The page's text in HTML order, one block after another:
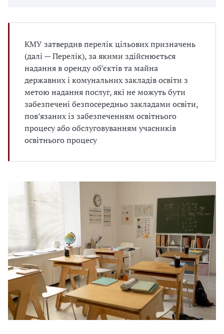
КМУ затвердив перелік цільових призначень
(далі — Перелік), за якими здійснюється
надання в оренду об’єктів та майна
державних і комунальних закладів освіти з
метою надання послуг, які не можуть бути
забезпечені безпосередньо закладами освіти,
пов’язаних із забезпеченням освітнього
процесу або обслуговуванням учасників
освітнього процесу